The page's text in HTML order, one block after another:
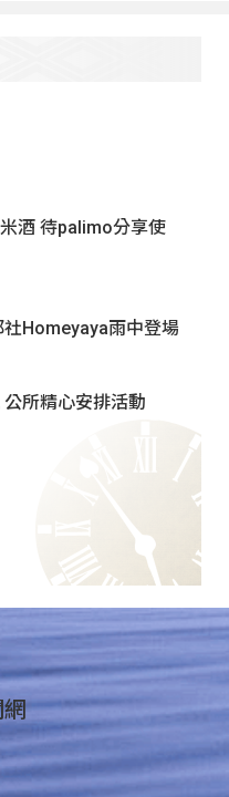
酒 待palimo分享使
Homeyaya雨中登場
所精心安排活動